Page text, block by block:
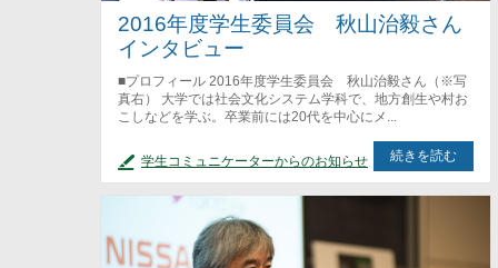
2016年度学生委員会 秋山治毅さん
インタビュー
■プロフィール 2016年度学生委員会 秋山治毅さん（※写
真右） 大学では社会文化システム学科で、地方創生や村お
こしなどを学ぶ。卒業前には20代を中心にメ...
学生コミュニケーターからのお知らせ 続きを読む